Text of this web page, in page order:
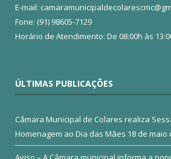
E-mail:
Fone: (91) 98605-7129
Horário de Atendimento: De 08:00h às
ÚLTIMAS PUBLICAÇÕES
Câmara Municipal de Colares realiza
Homenagem ao Dia das Mães 18 de maio